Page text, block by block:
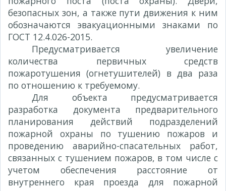
безопасных зон, а также пути движения к ним
обозначаются эвакуационными знаками по
ГОСТ 12.4.026-2015.
Предусматривается увеличение
количества первичных средств
пожаротушения (огнетушителей) в два раза
по отношению к требуемому.
Для объекта предусматривается
разработка документа предварительного
планирования действий подразделений
пожарной охраны по тушению пожаров и
проведению аварийно-спасательных работ,
связанных с тушением пожаров, в том числе с
учетом обеспечения расстояние от
внутреннего края проезда для пожарной